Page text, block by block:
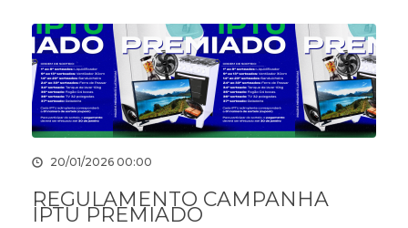
20/01/2026 00:00
REGULAMENTO CAMPANHA
IPTU PREMIADO